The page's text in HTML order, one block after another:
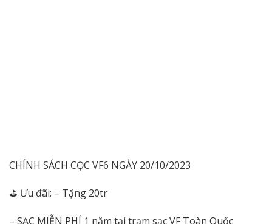
CHÍNH SÁCH CỌC VF6 NGÀY 20/10/2023
⛳ Ưu đãi: – Tặng 20tr
– SẠC MIỄN PHÍ 1 năm tại trạm sạc VF Toàn Quốc